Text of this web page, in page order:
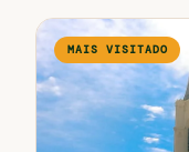
MAIS VISITADO